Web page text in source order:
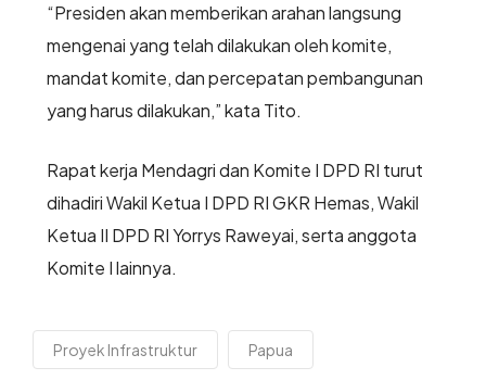
“Presiden akan memberikan arahan langsung
mengenai yang telah dilakukan oleh komite,
mandat komite, dan percepatan pembangunan
yang harus dilakukan,” kata Tito.
Rapat kerja Mendagri dan Komite I DPD RI turut
dihadiri Wakil Ketua I DPD RI GKR Hemas, Wakil
Ketua II DPD RI Yorrys Raweyai, serta anggota
Komite I lainnya.
Proyek Infrastruktur Papua